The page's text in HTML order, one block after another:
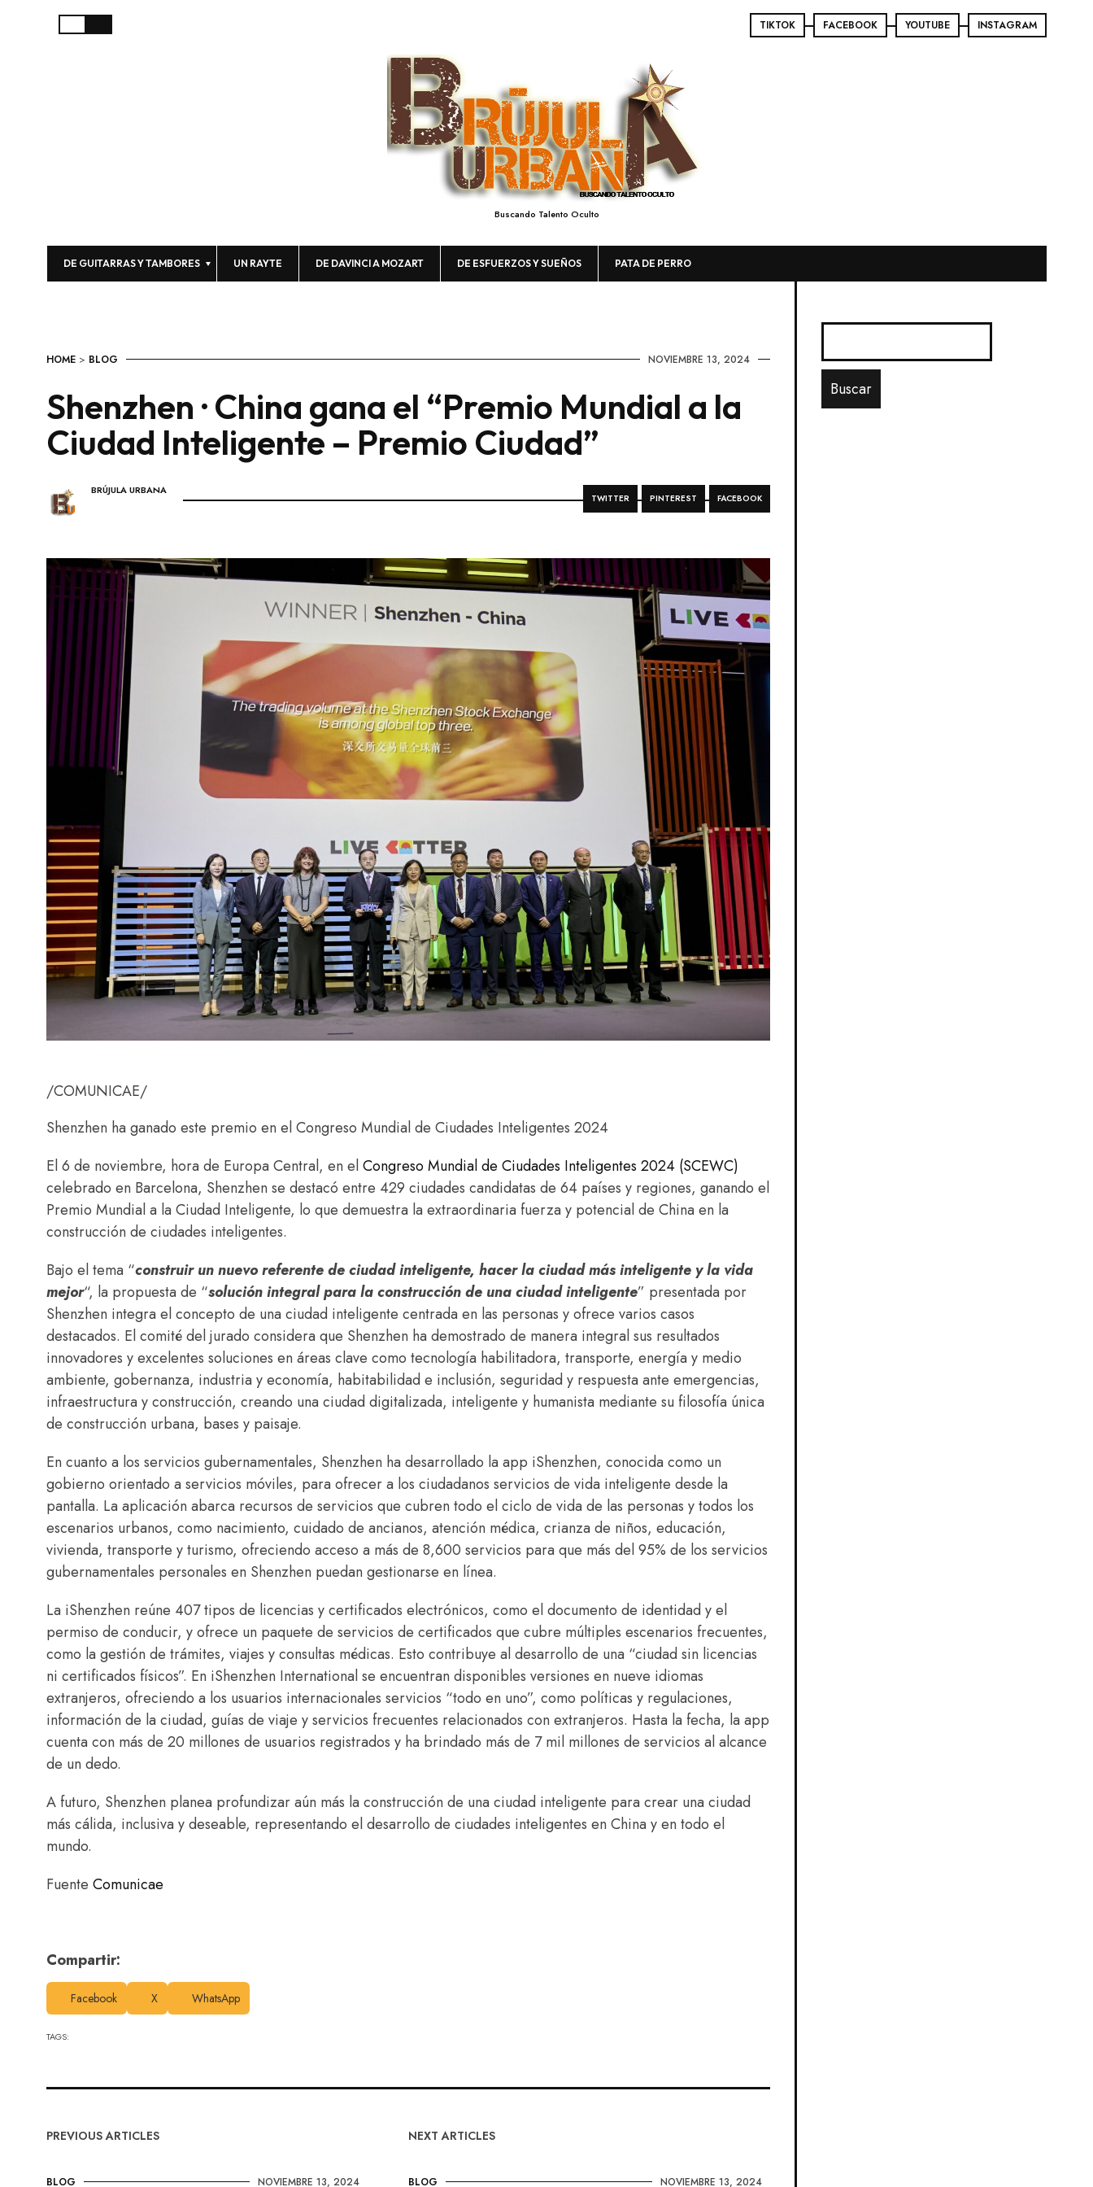
INSTAGRAM
YOUTUBE
FACEBOOK
TIKTOK
Buscando Talento Oculto
DE GUITARRAS Y TAMBORES UN RAYTE DE DAVINCI A MOZART DE ESFUERZOS Y SUEÑOS PATA DE PERRO
HOME > BLOG NOVIEMBRE 13, 2024
Shenzhen · China gana el “Premio Mundial a la
Ciudad Inteligente – Premio Ciudad”
BRÚJULA URBANA
TWITTER PINTEREST FACEBOOK
/COMUNICAE/
Shenzhen ha ganado este premio en el Congreso Mundial de Ciudades Inteligentes 2024
El 6 de noviembre, hora de Europa Central, en elCongreso Mundial de Ciudades Inteligentes 2024 (SCEWC)
celebrado en Barcelona, Shenzhen se destacó entre 429 ciudades candidatas de 64 países y regiones, ganando el
Premio Mundial a la Ciudad Inteligente, lo que demuestra la extraordinaria fuerza y potencial de China en la
construcción de ciudades inteligentes.
Bajo el tema “construir un nuevo referente de ciudad inteligente, hacer la ciudad más inteligente y la vida
mejor“, la propuesta de “solución integral para la construcción de una ciudad inteligente” presentada por
Shenzhen integra el concepto de una ciudad inteligente centrada en las personas y ofrece varios casos
destacados. El comité del jurado considera que Shenzhen ha demostrado de manera integral sus resultados
innovadores y excelentes soluciones en áreas clave como tecnología habilitadora, transporte, energía y medio
ambiente, gobernanza, industria y economía, habitabilidad e inclusión, seguridad y respuesta ante emergencias,
infraestructura y construcción, creando una ciudad digitalizada, inteligente y humanista mediante su filosofía única
de construcción urbana, bases y paisaje.
En cuanto a los servicios gubernamentales, Shenzhen ha desarrollado la app iShenzhen, conocida como un
gobierno orientado a servicios móviles, para ofrecer a los ciudadanos servicios de vida inteligente desde la
pantalla. La aplicación abarca recursos de servicios que cubren todo el ciclo de vida de las personas y todos los
escenarios urbanos, como nacimiento, cuidado de ancianos, atención médica, crianza de niños, educación,
vivienda, transporte y turismo, ofreciendo acceso a más de 8,600 servicios para que más del 95% de los servicios
gubernamentales personales en Shenzhen puedan gestionarse en línea.
La iShenzhen reúne 407 tipos de licencias y certificados electrónicos, como el documento de identidad y el
permiso de conducir, y ofrece un paquete de servicios de certificados que cubre múltiples escenarios frecuentes,
como la gestión de trámites, viajes y consultas médicas. Esto contribuye al desarrollo de una “ciudad sin licencias
ni certificados físicos”. En iShenzhen International se encuentran disponibles versiones en nueve idiomas
extranjeros, ofreciendo a los usuarios internacionales servicios “todo en uno”, como políticas y regulaciones,
información de la ciudad, guías de viaje y servicios frecuentes relacionados con extranjeros. Hasta la fecha, la app
cuenta con más de 20 millones de usuarios registrados y ha brindado más de 7 mil millones de servicios al alcance
de un dedo.
A futuro, Shenzhen planea profundizar aún más la construcción de una ciudad inteligente para crear una ciudad
más cálida, inclusiva y deseable, representando el desarrollo de ciudades inteligentes en China y en todo el
mundo.
Fuente Comunicae
Compartir:
Facebook X WhatsApp
TAGS:
PREVIOUS ARTICLES
BLOG NOVIEMBRE 13, 2024
NEXT ARTICLES
BLOG NOVIEMBRE 13, 2024